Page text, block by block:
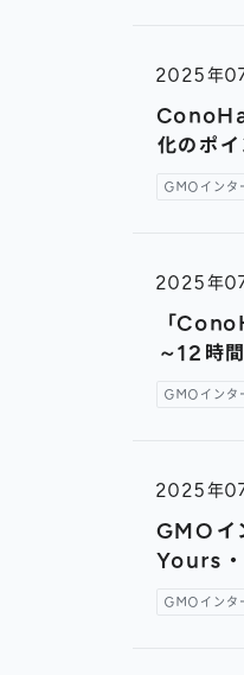
2025年
ConoHa
化のポ
GMOインタ
2025年
「
～12時
GMOインタ
2025年
GMOイ
Yours・
GMOインタ